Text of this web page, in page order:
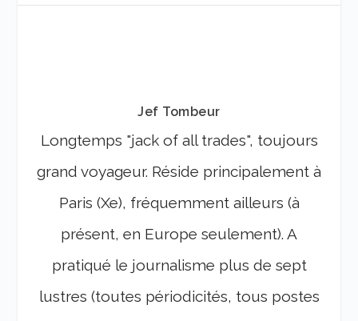
Jef Tombeur
Longtemps "jack of all trades", toujours
grand voyageur. Réside principalement à
Paris (Xe), fréquemment ailleurs (à
présent, en Europe seulement). A
pratiqué le journalisme plus de sept
lustres (toutes périodicités, tous postes